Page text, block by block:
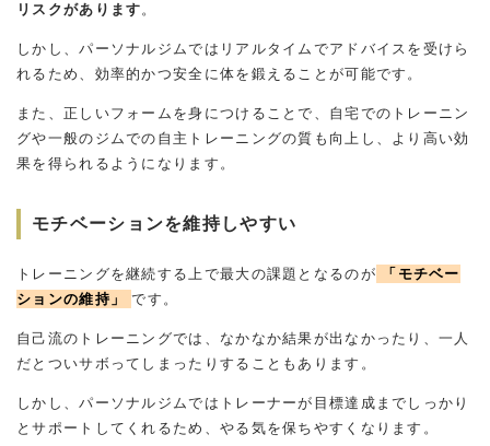
リスクがあります。
しかし、パーソナルジムではリアルタイムでアドバイスを受けら
れるため、効率的かつ安全に体を鍛えることが可能です。
また、正しいフォームを身につけることで、自宅でのトレーニン
グや一般のジムでの自主トレーニングの質も向上し、より高い効
果を得られるようになります。
モチベーションを維持しやすい
トレーニングを継続する上で最大の課題となるのが
「モチベー
ションの維持」
です。
自己流のトレーニングでは、なかなか結果が出なかったり、一人
だとついサボってしまったりすることもあります。
しかし、パーソナルジムではトレーナーが目標達成までしっかり
とサポートしてくれるため、やる気を保ちやすくなります。